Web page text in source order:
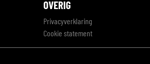
OVERIG
Privacyverklaring
Cookie statement